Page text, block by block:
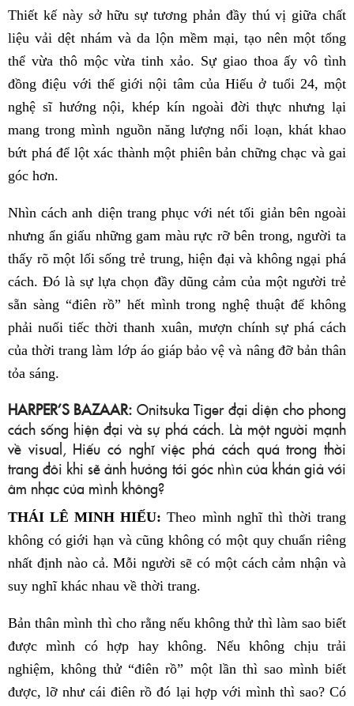
Thiết kế này sở hữu sự tương phản đầy thú vị giữa chất
liệu vải dệt nhám và da lộn mềm mại, tạo nên một tổng
thể vừa thô mộc vừa tinh xảo. Sự giao thoa ấy vô tình
đồng điệu với thế giới nội tâm của Hiếu ở tuổi 24, một
nghệ sĩ hướng nội, khép kín ngoài đời thực nhưng lại
mang trong mình nguồn năng lượng nổi loạn, khát khao
bứt phá để lột xác thành một phiên bản chững chạc và gai
góc hơn.
Nhìn cách anh diện trang phục với nét tối giản bên ngoài
nhưng ẩn giấu những gam màu rực rỡ bên trong, người ta
thấy rõ một lối sống trẻ trung, hiện đại và không ngại phá
cách. Đó là sự lựa chọn đầy dũng cảm của một người trẻ
sẵn sàng “điên rồ” hết mình trong nghệ thuật để không
phải nuối tiếc thời thanh xuân, mượn chính sự phá cách
của thời trang làm lớp áo giáp bảo vệ và nâng đỡ bản thân
tỏa sáng.
HARPER’S BAZAAR: Onitsuka Tiger đại diện cho phong
cách sống hiện đại và sự phá cách. Là một người mạnh
về visual, Hiếu có nghĩ việc phá cách quá trong thời
trang đôi khi sẽ ảnh hưởng tới góc nhìn của khán giả với
âm nhạc của mình không?
THÁI LÊ MINH HIẾU: Theo mình nghĩ thì thời trang
không có giới hạn và cũng không có một quy chuẩn riêng
nhất định nào cả. Mỗi người sẽ có một cách cảm nhận và
suy nghĩ khác nhau về thời trang.
Bản thân mình thì cho rằng nếu không thử thì làm sao biết
được mình có hợp hay không. Nếu không chịu trải
nghiệm, không thử “điên rồ” một lần thì sao mình biết
được, lỡ như cái điên rồ đó lại hợp với mình thì sao? Có